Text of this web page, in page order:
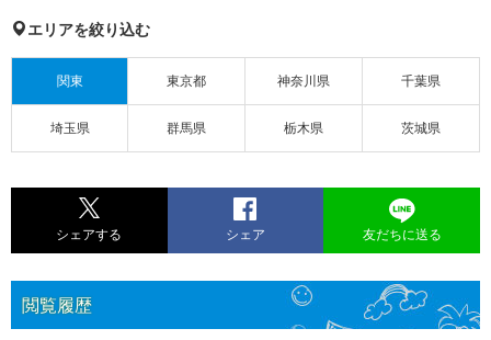
エリアを絞り込む
関東 東京都 神奈川県 千葉県
埼玉県 群馬県 栃木県 茨城県
シェアする シェア 友だちに送る
閲覧履歴